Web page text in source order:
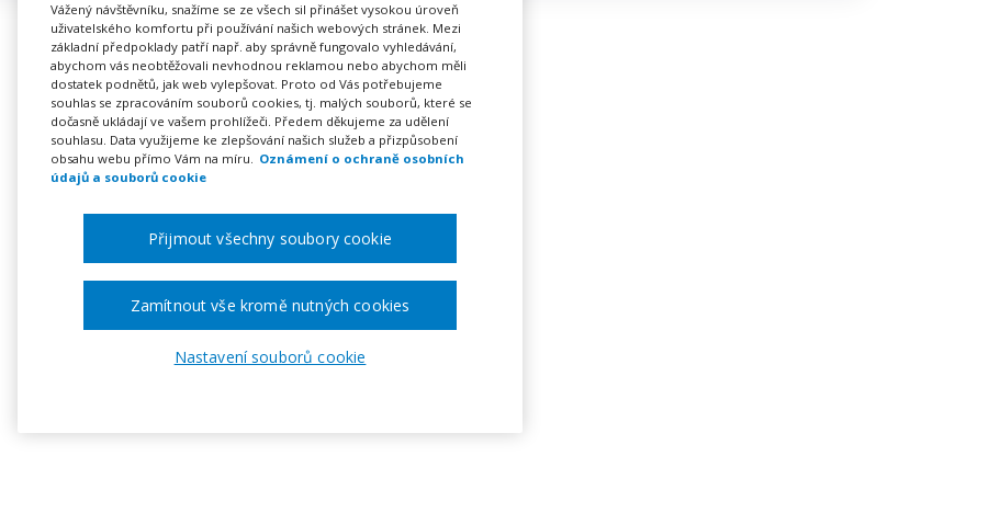
Požadovaná akce nebyla nalezena.
Vážený návštěvníku, snažíme se ze všech sil přinášet vysokou úroveň
uživatelského komfortu při používání našich webových stránek. Mezi
základní předpoklady patří např. aby správně fungovalo vyhledávání,
abychom vás neobtěžovali nevhodnou reklamou nebo abychom měli
dostatek podnětů, jak web vylepšovat. Proto od Vás potřebujeme
souhlas se zpracováním souborů cookies, tj. malých souborů, které se
dočasně ukládají ve vašem prohlížeči. Předem děkujeme za udělení
souhlasu. Data využijeme ke zlepšování našich služeb a přizpůsobení
obsahu webu přímo Vám na míru. Oznámení o ochraně osobních
údajů a souborů cookie
Nastavení souborů cookie
Zamítnout vše kromě nutných cookies
Přijmout všechny soubory cookie